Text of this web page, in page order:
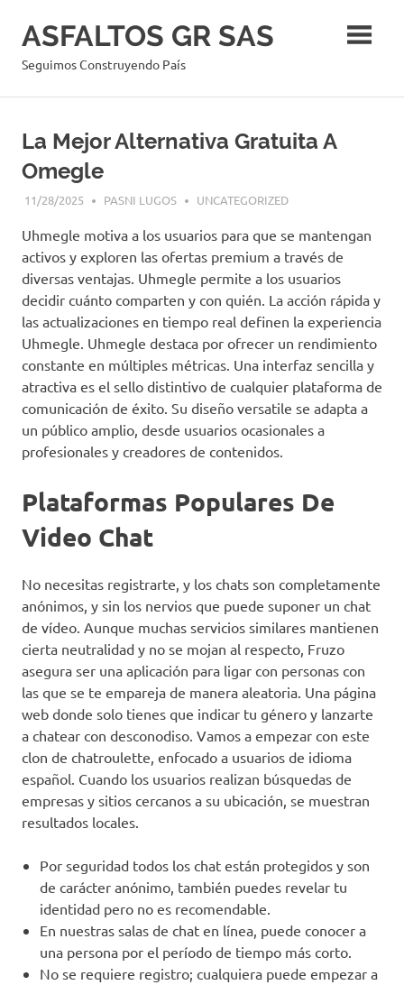
ASFALTOS GR SAS
Seguimos Construyendo País
La Mejor Alternativa Gratuita A
Omegle
11/28/2025 PASNI LUGOS UNCATEGORIZED
Uhmegle motiva a los usuarios para que se mantengan
activos y exploren las ofertas premium a través de
diversas ventajas. Uhmegle permite a los usuarios
decidir cuánto comparten y con quién. La acción rápida y
las actualizaciones en tiempo real definen la experiencia
Uhmegle. Uhmegle destaca por ofrecer un rendimiento
constante en múltiples métricas. Una interfaz sencilla y
atractiva es el sello distintivo de cualquier plataforma de
comunicación de éxito. Su diseño versatile se adapta a
un público amplio, desde usuarios ocasionales a
profesionales y creadores de contenidos.
Plataformas Populares De
Video Chat
No necesitas registrarte, y los chats son completamente
anónimos, y sin los nervios que puede suponer un chat
de vídeo. Aunque muchas servicios similares mantienen
cierta neutralidad y no se mojan al respecto, Fruzo
asegura ser una aplicación para ligar con personas con
las que se te empareja de manera aleatoria. Una página
web donde solo tienes que indicar tu género y lanzarte
a chatear con desconodiso. Vamos a empezar con este
clon de chatroulette, enfocado a usuarios de idioma
español. Cuando los usuarios realizan búsquedas de
empresas y sitios cercanos a su ubicación, se muestran
resultados locales.
Por seguridad todos los chat están protegidos y son
de carácter anónimo, también puedes revelar tu
identidad pero no es recomendable.
En nuestras salas de chat en línea, puede conocer a
una persona por el período de tiempo más corto.
No se requiere registro; cualquiera puede empezar a